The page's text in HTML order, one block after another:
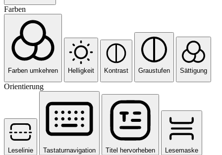
Farben
Farben umkehren Helligkeit Kontrast Graustufen Sättigung
Orientierung
Leselinie Tastaturnavigation Titel hervorheben Lesemaske